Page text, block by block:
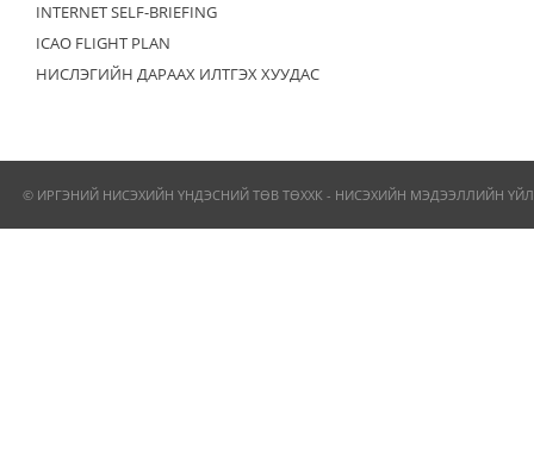
INTERNET SELF-BRIEFING
ICAO FLIGHT PLAN
НИСЛЭГИЙН ДАРААХ ИЛТГЭХ ХУУДАС
© ИРГЭНИЙ НИСЭХИЙН ҮНДЭСНИЙ ТӨВ ТӨХХК - НИСЭХИЙН МЭДЭЭЛЛИЙН